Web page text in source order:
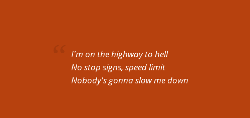
I'm on the highway to hell
No stop signs, speed limit
Nobody's gonna slow me down